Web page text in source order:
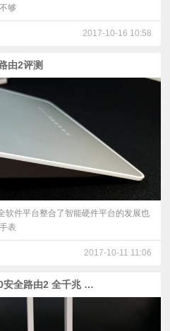
够
2017-10-16 10:58
由2评测
软件平台整合了智能硬件平台的发展也
表
2017-10-11 11:06
谁言鱼和熊掌不可兼得？<360安全路由2 全千兆 P4>全能家用必备神器！